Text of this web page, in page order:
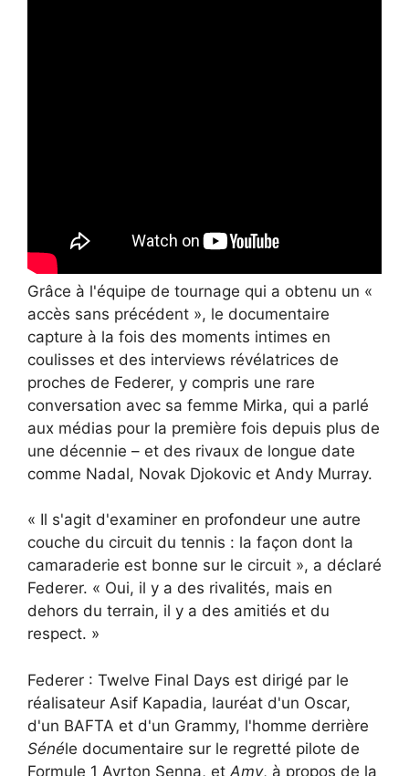
Grâce à l'équipe de tournage qui a obtenu un «
accès sans précédent », le documentaire
capture à la fois des moments intimes en
coulisses et des interviews révélatrices de
proches de Federer, y compris une rare
conversation avec sa femme Mirka, qui a parlé
aux médias pour la première fois depuis plus de
une décennie – et des rivaux de longue date
comme Nadal, Novak Djokovic et Andy Murray.
« Il s'agit d'examiner en profondeur une autre
couche du circuit du tennis : la façon dont la
camaraderie est bonne sur le circuit », a déclaré
Federer. « Oui, il y a des rivalités, mais en
dehors du terrain, il y a des amitiés et du
respect. »
Federer : Twelve Final Days est dirigé par le
réalisateur Asif Kapadia, lauréat d'un Oscar,
d'un BAFTA et d'un Grammy, l'homme derrière
Sénéle documentaire sur le regretté pilote de
Formule 1 Ayrton Senna, et Amy, à propos de la